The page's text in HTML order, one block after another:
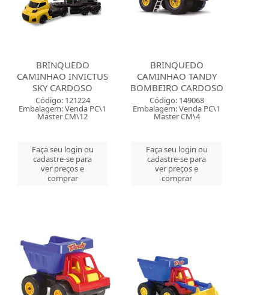
BRINQUEDO
CAMINHAO INVICTUS
SKY CARDOSO
Código: 121224
Embalagem: Venda PC\1
Master CM\12
Faça seu login ou
cadastre-se para
ver preços e
comprar
BRINQUEDO
CAMINHAO TANDY
BOMBEIRO CARDOSO
Código: 149068
Embalagem: Venda PC\1
Master CM\4
Faça seu login ou
cadastre-se para
ver preços e
comprar